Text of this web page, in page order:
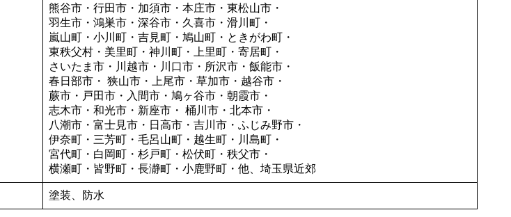
熊谷市・行田市・加須市・本庄市・東松山市・
羽生市・鴻巣市・深谷市・久喜市・滑川町・
嵐山町・小川町・吉見町・鳩山町・ときがわ町・
東秩父村・美里町・神川町・上里町・寄居町・
さいたま市・川越市・川口市・所沢市・飯能市・
春日部市・ 狭山市・上尾市・草加市・越谷市・
蕨市・戸田市・入間市・鳩ヶ谷市・朝霞市・
志木市・和光市・新座市・ 桶川市・北本市・
八潮市・富士見市・日高市・吉川市・ふじみ野市・
伊奈町・三芳町・毛呂山町・越生町・川島町・
宮代町・白岡町・杉戸町・松伏町・秩父市・
横瀬町・皆野町・長瀞町・小鹿野町・他、埼玉県近郊
塗装、防水